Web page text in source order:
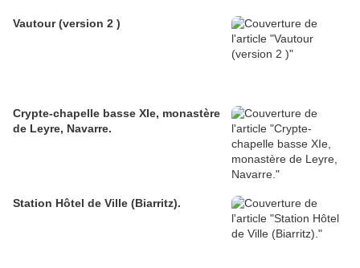
Vautour (version 2 )
Crypte-chapelle basse XIe, monastère
de Leyre, Navarre.
Station Hôtel de Ville (Biarritz).